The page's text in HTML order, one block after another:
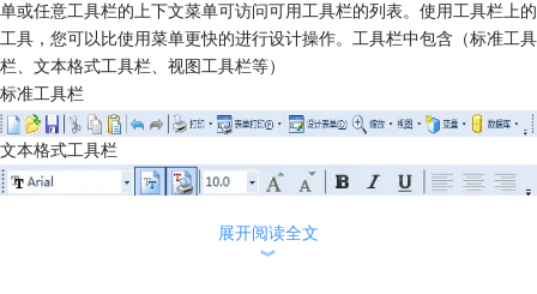
单或任意工具栏的上下文菜单可访问可用工具栏的列表。使用工具栏上的
工具，您可以比使用菜单更快的进行设计操作。工具栏中包含（标准工具
栏、文本格式工具栏、视图工具栏等）
标准工具栏
文本格式工具栏
展开阅读全文
︾